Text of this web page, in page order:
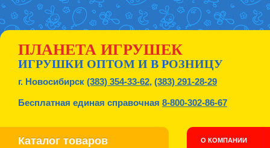
ПЛАНЕТА ИГРУШЕК
ИГРУШКИ ОПТОМ И В РОЗНИЦУ
г. Новосибирск (383) 354-33-62, (383) 291-28-29
Бесплатная единая справочная 8-800-302-86-67
Каталог товаров О КОМПАНИИ